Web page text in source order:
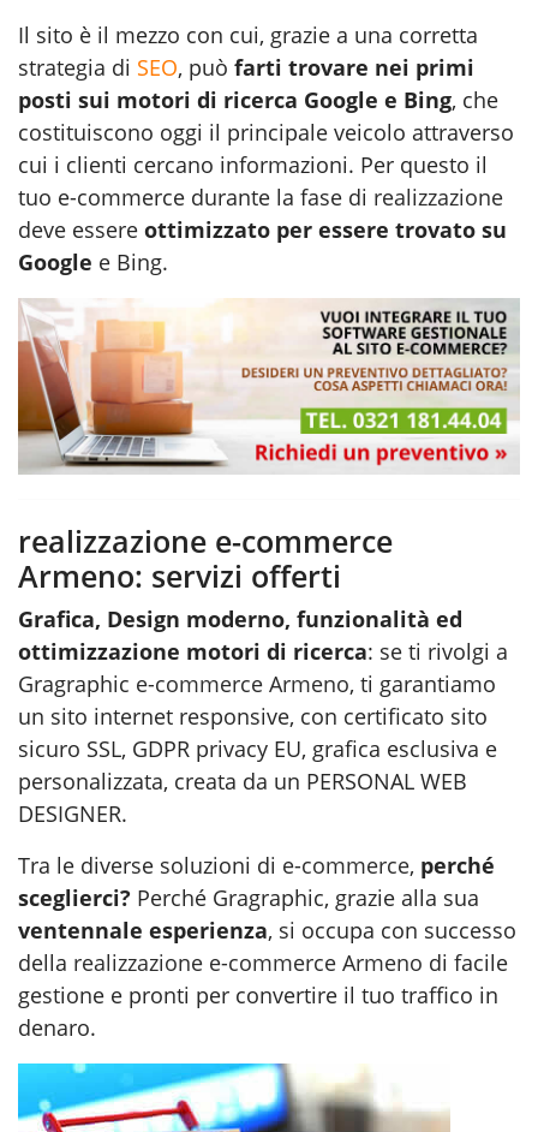
Il sito è il mezzo con cui, grazie a una corretta
strategia di SEO, può farti trovare nei primi
posti sui motori di ricerca Google e Bing, che
costituiscono oggi il principale veicolo attraverso
cui i clienti cercano informazioni. Per questo il
tuo e-commerce durante la fase di realizzazione
deve essere ottimizzato per essere trovato su
Google e Bing.
realizzazione e-commerce
Armeno: servizi offerti
Grafica, Design moderno, funzionalità ed
ottimizzazione motori di ricerca: se ti rivolgi a
Gragraphic e-commerce Armeno, ti garantiamo
un sito internet responsive, con certificato sito
sicuro SSL, GDPR privacy EU, grafica esclusiva e
personalizzata, creata da un PERSONAL WEB
DESIGNER.
Tra le diverse soluzioni di e-commerce, perché
sceglierci? Perché Gragraphic, grazie alla sua
ventennale esperienza, si occupa con successo
della realizzazione e-commerce Armeno di facile
gestione e pronti per convertire il tuo traffico in
denaro.